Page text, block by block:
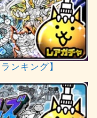
ンキング】